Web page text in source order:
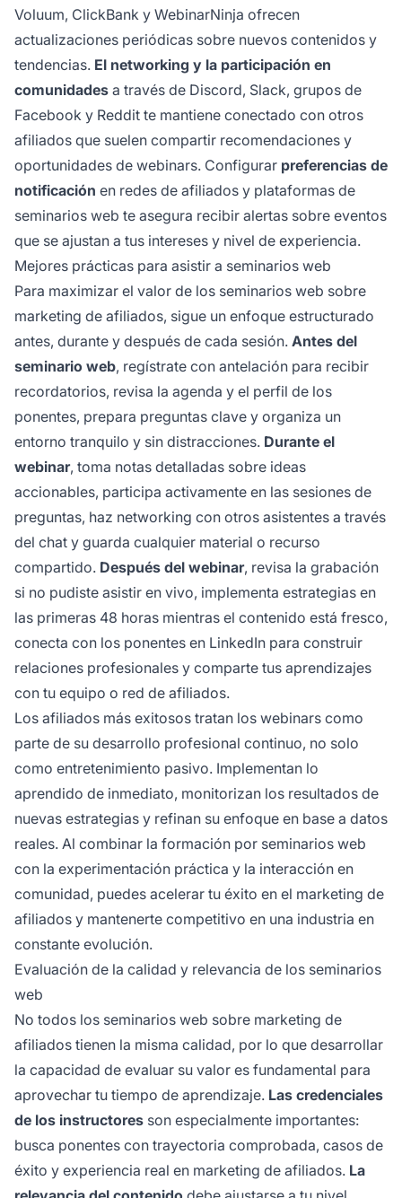
Voluum, ClickBank y WebinarNinja ofrecen
actualizaciones periódicas sobre nuevos contenidos y
tendencias. El networking y la participación en
comunidades a través de Discord, Slack, grupos de
Facebook y Reddit te mantiene conectado con otros
afiliados que suelen compartir recomendaciones y
oportunidades de webinars. Configurar preferencias de
notificación en redes de afiliados y plataformas de
seminarios web te asegura recibir alertas sobre eventos
que se ajustan a tus intereses y nivel de experiencia.
Mejores prácticas para asistir a seminarios web
Para maximizar el valor de los seminarios web sobre
marketing de afiliados, sigue un enfoque estructurado
antes, durante y después de cada sesión. Antes del
seminario web, regístrate con antelación para recibir
recordatorios, revisa la agenda y el perfil de los
ponentes, prepara preguntas clave y organiza un
entorno tranquilo y sin distracciones. Durante el
webinar, toma notas detalladas sobre ideas
accionables, participa activamente en las sesiones de
preguntas, haz networking con otros asistentes a través
del chat y guarda cualquier material o recurso
compartido. Después del webinar, revisa la grabación
si no pudiste asistir en vivo, implementa estrategias en
las primeras 48 horas mientras el contenido está fresco,
conecta con los ponentes en LinkedIn para construir
relaciones profesionales y comparte tus aprendizajes
con tu equipo o red de afiliados.
Los afiliados más exitosos tratan los webinars como
parte de su desarrollo profesional continuo, no solo
como entretenimiento pasivo. Implementan lo
aprendido de inmediato, monitorizan los resultados de
nuevas estrategias y refinan su enfoque en base a datos
reales. Al combinar la formación por seminarios web
con la experimentación práctica y la interacción en
comunidad, puedes acelerar tu éxito en el marketing de
afiliados y mantenerte competitivo en una industria en
constante evolución.
Evaluación de la calidad y relevancia de los seminarios
web
No todos los seminarios web sobre marketing de
afiliados tienen la misma calidad, por lo que desarrollar
la capacidad de evaluar su valor es fundamental para
aprovechar tu tiempo de aprendizaje. Las credenciales
de los instructores son especialmente importantes:
busca ponentes con trayectoria comprobada, casos de
éxito y experiencia real en marketing de afiliados. La